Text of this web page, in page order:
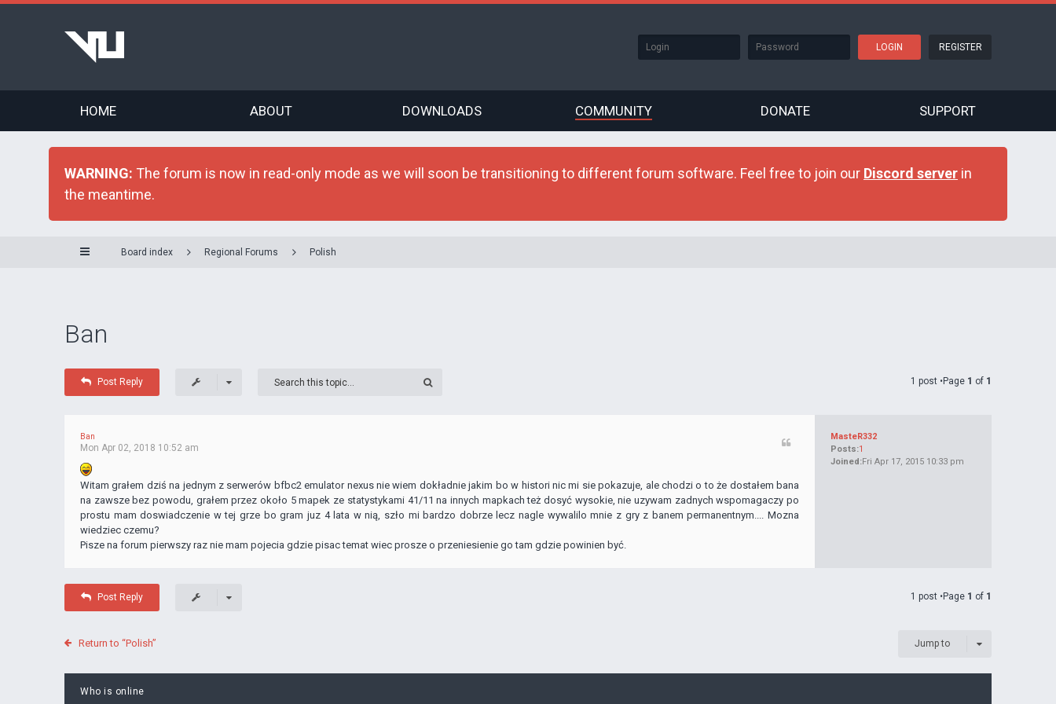
REGISTER
HOME ABOUT DOWNLOADS COMMUNITY DONATE SUPPORT
WARNING: The forum is now in read-only mode as we will soon be transitioning to different forum software. Feel free to join our Discord server in
the meantime.
Board index Regional Forums Polish
Ban
Post Reply 1 post •Page 1 of 1
MasteR332
Posts:1
Joined:Fri Apr 17, 2015 10:33 pm
Ban
Mon Apr 02, 2018 10:52 am
Witam grałem dziś na jednym z serwerów bfbc2 emulator nexus nie wiem dokładnie jakim bo w histori nic mi sie pokazuje, ale chodzi o to że dostałem bana
na zawsze bez powodu, grałem przez około 5 mapek ze statystykami 41/11 na innych mapkach też dosyć wysokie, nie uzywam zadnych wspomagaczy po
prostu mam doswiadczenie w tej grze bo gram juz 4 lata w nią, szło mi bardzo dobrze lecz nagle wywalilo mnie z gry z banem permanentnym.... Mozna
wiedziec czemu?
Pisze na forum pierwszy raz nie mam pojecia gdzie pisac temat wiec prosze o przeniesienie go tam gdzie powinien być.
Post Reply 1 post •Page 1 of 1
Return to “Polish” Jump to
Who is online